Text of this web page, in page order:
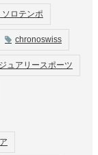
ロテンポ
chronoswiss
ュアリースポーツ